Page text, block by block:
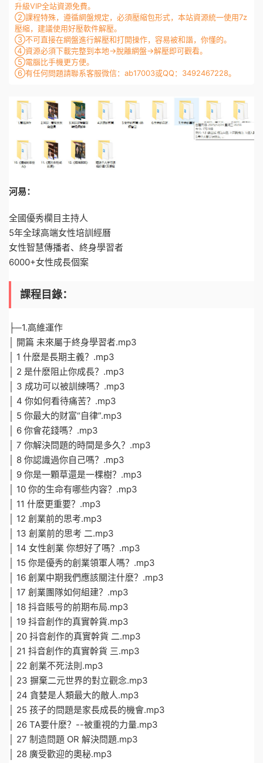
升級VIP全站資源免費。
②課程特殊，遵循網盤規定，必須壓縮包形式，本站資源統一使用7z
壓縮，建議使用好壓軟件解壓。
③不可直接在網盤進行解壓和打開操作，容易被和諧，你懂的。
④資源必須下載完整到本地→脫離網盤→解壓即可觀看。
⑤電腦比手機更方便。
⑥有任何問題請聯系客服微信：ab17003或QQ：3492467228。
河易：
全國優秀欄目主持人
5年全球高端女性培訓經曆
女性智慧傳播者、終身學習者
6000+女性成長個案
課程目錄：
├─1.高維運作
│ 開篇 未來屬于終身學習者.mp3
│ 1 什麽是長期主義？.mp3
│ 2 是什麽阻止你成長？.mp3
│ 3 成功可以被訓練嗎？.mp3
│ 4 你如何看待痛苦？.mp3
│ 5 你最大的财富“自律”.mp3
│ 6 你會花錢嗎？.mp3
│ 7 你解決問題的時間是多久？.mp3
│ 8 你認識過你自己嗎？.mp3
│ 9 你是一顆草還是一棵樹？.mp3
│ 10 你的生命有哪些内容？.mp3
│ 11 什麽更重要？.mp3
│ 12 創業前的思考.mp3
│ 13 創業前的思考 二.mp3
│ 14 女性創業 你想好了嗎？.mp3
│ 15 你是優秀的創業領軍人嗎？.mp3
│ 16 創業中期我們應該關注什麽？.mp3
│ 17 創業團隊如何組建？.mp3
│ 18 抖音賬号的前期布局.mp3
│ 19 抖音創作的真實幹貨.mp3
│ 20 抖音創作的真實幹貨 二.mp3
│ 21 抖音創作的真實幹貨 三.mp3
│ 22 創業不死法則.mp3
│ 23 摒棄二元世界的對立觀念.mp3
│ 24 貪婪是人類最大的敵人.mp3
│ 25 孩子的問題是家長成長的機會.mp3
│ 26 TA要什麽？--被重視的力量.mp3
│ 27 制造問題 OR 解決問題.mp3
│ 28 廣受歡迎的奧秘.mp3